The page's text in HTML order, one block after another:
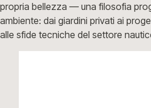
propria bellezza — una filosofia
ambiente: dai giardini privati ai
alle sfide tecniche del settore